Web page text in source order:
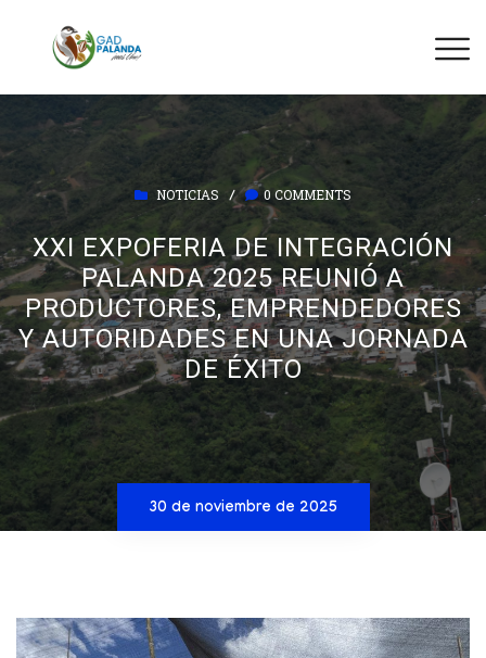
NOTICIAS / 0 COMMENTS
XXI EXPOFERIA DE INTEGRACIÓN
PALANDA 2025 REUNIÓ A
PRODUCTORES, EMPRENDEDORES
Y AUTORIDADES EN UNA JORNADA
DE ÉXITO
30 de noviembre de 2025